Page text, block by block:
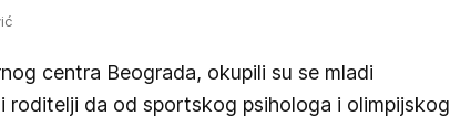
centra Beograda, okupili su se mladi
roditelji da od sportskog psihologa i olimpijskog